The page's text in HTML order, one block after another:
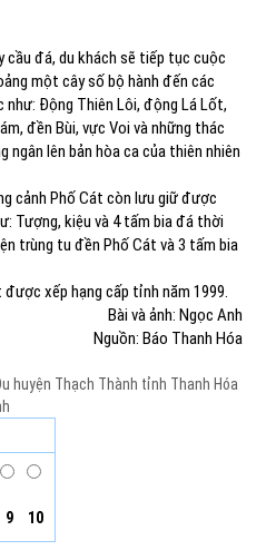
cầu đá, du khách sẽ tiếp tục cuộc
một cây số bộ hành đến các
như: Động Thiên Lôi, động Lá Lốt,
đền Bùi, vực Voi và những thác
ngân lên bản hòa ca của thiên nhiên
cảnh Phố Cát còn lưu giữ được
Tượng, kiệu và 4 tấm bia đá thời
trùng tu đền Phố Cát và 3 tấm bia
xếp hạng cấp tỉnh năm 1999.
Bài và ảnh: Ngọc Anh
Nguồn: Báo Thanh Hóa
huyện Thạch Thành tỉnh Thanh Hóa
9 10